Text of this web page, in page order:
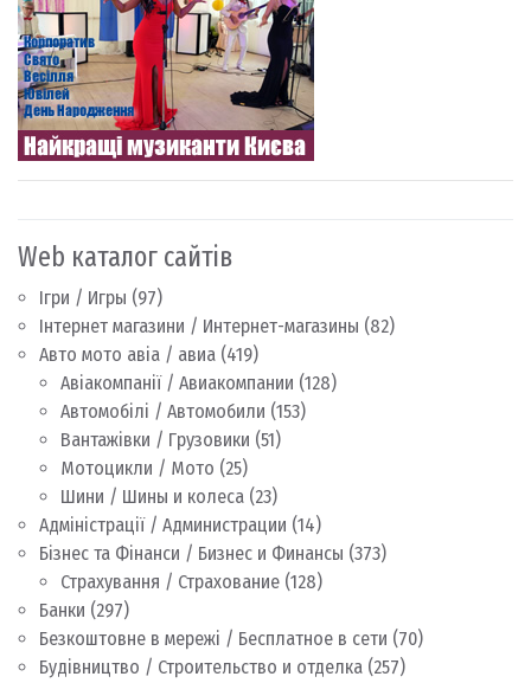
Web каталог сайтів
Ігри / Игры (97)
Інтернет магазини / Интернет-магазины (82)
Авто мото авіа / авиа (419)
Авіакомпанії / Авиакомпании (128)
Автомобілі / Автомобили (153)
Вантажівки / Грузовики (51)
Мотоцикли / Мото (25)
Шини / Шины и колеса (23)
Адміністрації / Администрации (14)
Бізнес та Фінанси / Бизнес и Финансы (373)
Страхування / Страхование (128)
Банки (297)
Безкоштовне в мережі / Бесплатное в сети (70)
Будівництво / Строительство и отделка (257)